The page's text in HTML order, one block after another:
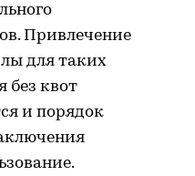
Привлечение
для таких
без квот
и порядок